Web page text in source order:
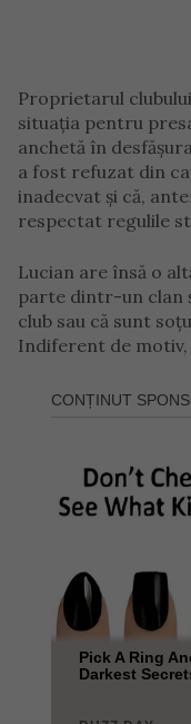
Proprietarul
situația pentru
anchetă în
a fost refuzat din
inadecvat și că,
respectat regulile
Lucian are însă o
parte dintr-un clan
club sau că sunt
Indiferent de